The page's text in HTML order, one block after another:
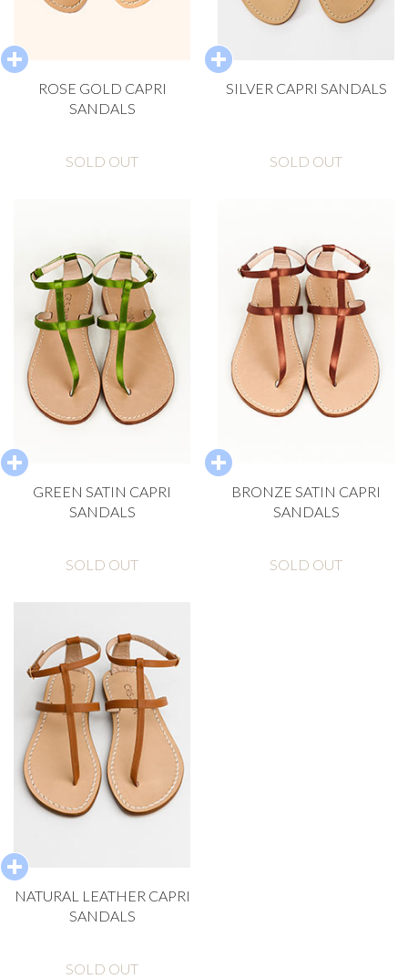
ROSE GOLD CAPRI
SANDALS
SOLD OUT
SILVER CAPRI SANDALS
SOLD OUT
GREEN SATIN CAPRI
SANDALS
SOLD OUT
BRONZE SATIN CAPRI
SANDALS
SOLD OUT
NATURAL LEATHER CAPRI
SANDALS
SOLD OUT